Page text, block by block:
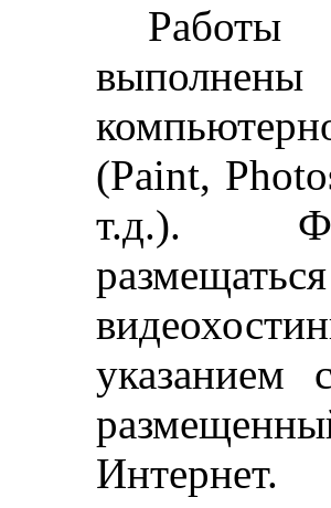
(Paint,
т.д.).
указанием
Интернет.